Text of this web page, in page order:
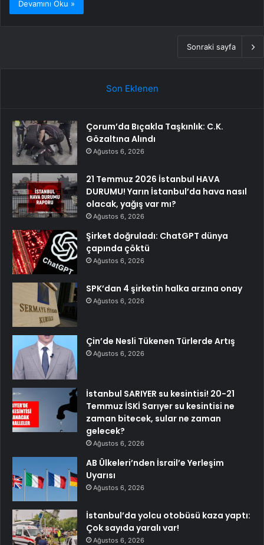
Devamını Oku »
Sonraki sayfa
Son Eklenen
Çorum’da Bıçakla Taşkınlık: C.K.
Gözaltına Alındı
Ağustos 6, 2026
21 Temmuz 2026 İstanbul HAVA
DURUMU! Yarın İstanbul’da hava nasıl
olacak, yağış var mı?
Ağustos 6, 2026
Şirket doğruladı: ChatGPT dünya
çapında çöktü
Ağustos 6, 2026
SPK’dan 4 şirketin halka arzına onay
Ağustos 6, 2026
Çin’de Nesli Tükenen Türlerde Artış
Ağustos 6, 2026
İstanbul SARIYER su kesintisi! 20-21
Temmuz İSKİ Sarıyer su kesintisi ne
zaman bitecek, sular ne zaman
gelecek?
Ağustos 6, 2026
AB Ülkeleri’nden İsrail’e Yerleşim
Uyarısı
Ağustos 6, 2026
İstanbul’da yolcu otobüsü kaza yaptı:
Çok sayıda yaralı var!
Ağustos 6, 2026